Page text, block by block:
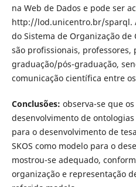
na Web de Dados e pode ser
http://lod.unicentro.br/sparql.
do Sistema de Organização
são profissionais, professores,
graduação/pós-graduação,
comunicação científica entre
Conclusões: observa-se que
desenvolvimento de
para o desenvolvimento de
SKOS como modelo para o
mostrou-se adequado,
organização e representação